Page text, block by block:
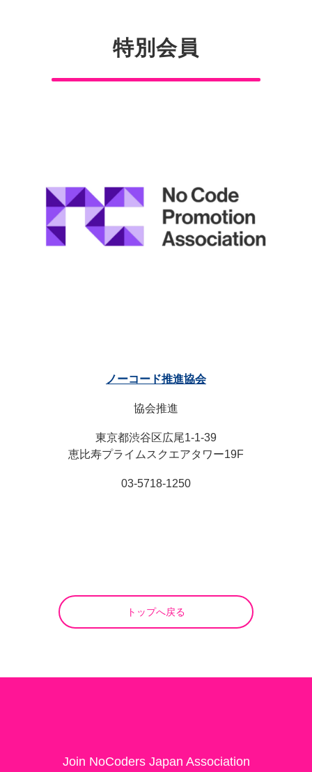
特別会員
ノーコード推進協会
協会推進
東京都渋谷区広尾1-1-39
恵比寿プライムスクエアタワー19F
03-5718-1250
トップへ戻る
Join NoCoders Japan Association